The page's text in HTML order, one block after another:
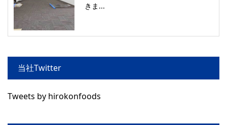
きま...
当社Twitter
Tweets by hirokonfoods